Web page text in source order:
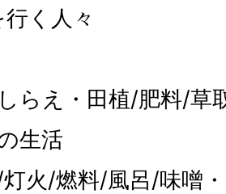
く人々
・田植/肥料/草
生活
/燃料/風呂/味噌・